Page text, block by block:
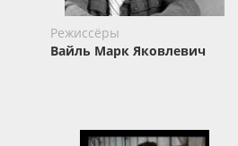
Режиссёры
Вайль ​Марк Яковлевич